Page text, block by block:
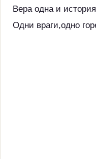
Вера одна и
Одни враги,одно